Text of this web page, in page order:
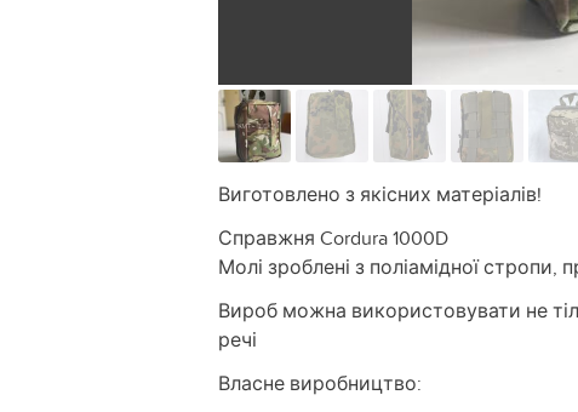
Виготовлено з якісних матеріалів!
Справжня Cordura 1000D
Молі зроблені з поліамідної стропи,
Вироб можна використовувати не
речі
Власне виробництво: